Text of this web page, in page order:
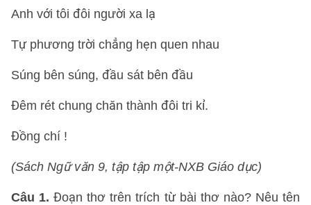
Anh với tôi đôi người xa lạ
Tự phương trời chẳng hẹn quen nhau
Súng bên súng, đầu sát bên đầu
Đêm rét chung chăn thành đôi tri kỉ.
Đồng chí !
(Sách Ngữ văn 9, tập tập một-NXB Giáo dục)
Câu 1. Đoạn thơ trên trích từ bài thơ nào? Nêu tên